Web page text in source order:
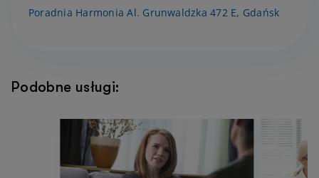
Poradnia Harmonia Al. Grunwaldzka 472 E, Gdańsk
Podobne usługi: